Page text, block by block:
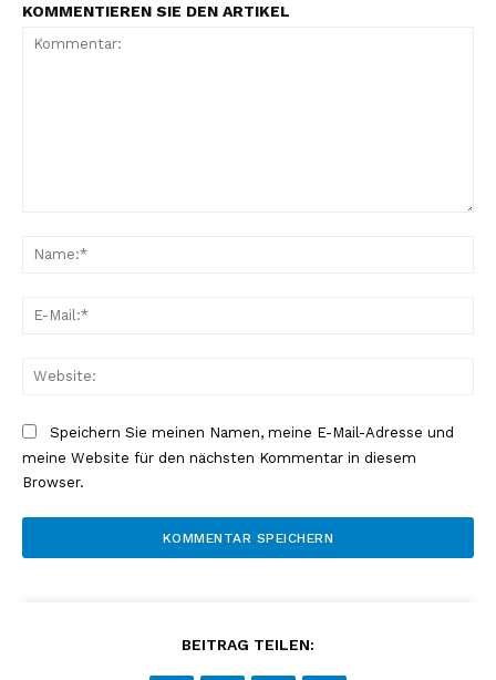
KOMMENTIEREN SIE DEN ARTIKEL
Speichern Sie meinen Namen, meine E-Mail-Adresse und
meine Website für den nächsten Kommentar in diesem
Browser.
BEITRAG TEILEN: